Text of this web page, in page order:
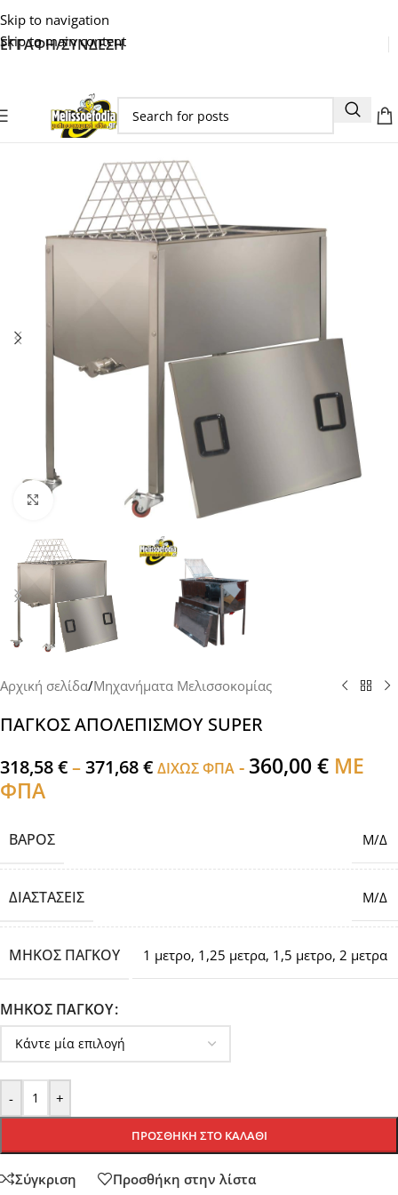
Skip to navigation
Skip to main content
ΕΓΓΑΦΗ/ΣΥΝΔΕΣΗ
Click to enlarge
Αρχική σελίδα/Μηχανήματα Μελισσοκομίας
ΠΑΓΚΟΣ ΑΠΟΛΕΠΙΣΜΟΥ SUPER
318,58€–371,68€ ΔΙΧΩΣ ΦΠΑ - 360,00€ ΜΕ
ΦΠΑ
ΒΆΡΟΣ Μ/Δ
ΔΙΑΣΤΆΣΕΙΣ Μ/Δ
ΜΗΚΟΣ ΠΑΓΚΟΥ 1 μετρο, 1,25 μετρα, 1,5 μετρο, 2 μετρα
ΜΗΚΟΣ ΠΑΓΚΟΥ
- +
ΠΡΟΣΘΉΚΗ ΣΤΟ ΚΑΛΆΘΙ
Σύγκριση Προσθήκη στην λίστα